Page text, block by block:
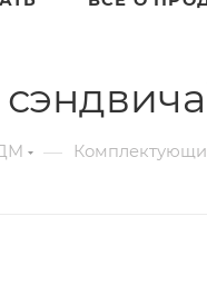
—